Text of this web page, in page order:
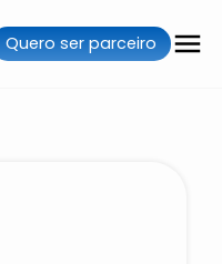
Quero ser parceiro